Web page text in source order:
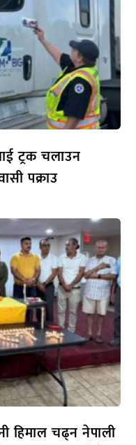
ट्रक चलाउन
पक्राउ
हिमाल चढ्न नेपाली